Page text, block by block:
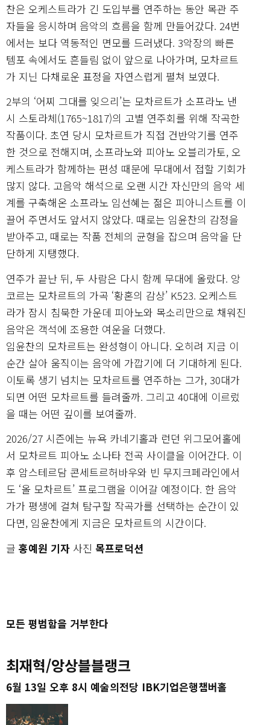
찬은 오케스트라가 긴 도입부를 연주하는 동안 목관 주
자들을 응시하며 음악의 흐름을 함께 만들어갔다. 24번
에서는 보다 역동적인 면모를 드러냈다. 3악장의 빠른
템포 속에서도 흔들림 없이 앞으로 나아가며, 모차르트
가 지닌 다채로운 표정을 자연스럽게 펼쳐 보였다.
2부의 ‘어찌 그대를 잊으리’는 모차르트가 소프라노 낸
시 스토라체(1765~1817)의 고별 연주회를 위해 작곡한
작품이다. 초연 당시 모차르트가 직접 건반악기를 연주
한 것으로 전해지며, 소프라노와 피아노 오블리가토, 오
케스트라가 함께하는 편성 때문에 무대에서 접할 기회가
많지 않다. 고음악 해석으로 오랜 시간 자신만의 음악 세
계를 구축해온 소프라노 임선혜는 젊은 피아니스트를 이
끌어 주면서도 앞서지 않았다. 때로는 임윤찬의 감정을
받아주고, 때로는 작품 전체의 균형을 잡으며 음악을 단
단하게 지탱했다.
연주가 끝난 뒤, 두 사람은 다시 함께 무대에 올랐다. 앙
코르는 모차르트의 가곡 ‘황혼의 감상’ K523. 오케스트
라가 잠시 침묵한 가운데 피아노와 목소리만으로 채워진
음악은 객석에 조용한 여운을 더했다.
임윤찬의 모차르트는 완성형이 아니다. 오히려 지금 이
순간 살아 움직이는 음악에 가깝기에 더 기대하게 된다.
이토록 생기 넘치는 모차르트를 연주하는 그가, 30대가
되면 어떤 모차르트를 들려줄까. 그리고 40대에 이르렀
을 때는 어떤 깊이를 보여줄까.
2026/27 시즌에는 뉴욕 카네기홀과 런던 위그모어홀에
서 모차르트 피아노 소나타 전곡 사이클을 이어간다. 이
후 암스테르담 콘세트르허바우와 빈 무지크페라인에서
도 ‘올 모차르트’ 프로그램을 이어갈 예정이다. 한 음악
가가 평생에 걸쳐 탐구할 작곡가를 선택하는 순간이 있
다면, 임윤찬에게 지금은 모차르트의 시간이다.
글 홍예원 기자 사진 목프로덕션
모든 평범함을 거부한다
최재혁/앙상블블랭크
6월 13일 오후 8시 예술의전당 IBK기업은행챔버홀